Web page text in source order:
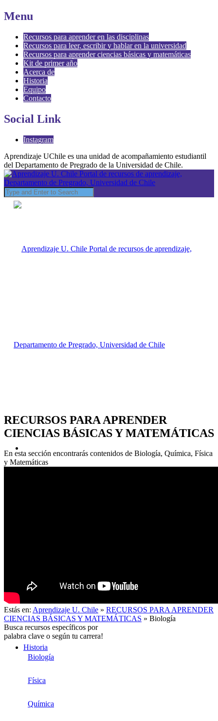
Menu
Recursos para aprender en las disciplinas
Recursos para leer, escribir y hablar en la universidad
Recursos para aprender ciencias básicas y matemáticas
Kit de primer año
Acerca de
Historia
Equipo
Contacto
Social Link
Instagram
Aprendizaje UChile es una unidad de acompañamiento estudiantil
del Departamento de Pregrado de la Universidad de Chile.
Historia
RECURSOS PARA APRENDER
CIENCIAS BÁSICAS Y MATEMÁTICAS
En esta sección encontrarás contenidos de Biología, Química, Física
y Matemáticas
Estás en: Aprendizaje U. Chile » RECURSOS PARA APRENDER
CIENCIAS BÁSICAS Y MATEMÁTICAS » Biología
Busca recursos específicos por
palabra clave o según tu carrera!
Biología
Física
Química